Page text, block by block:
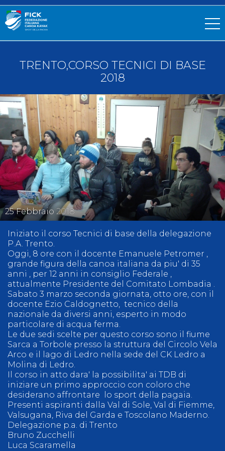
TRENTO,CORSO TECNICI DI BASE
2018
25Febbraio 2018
Iniziato il corso Tecnici di base della delegazione
P.A. Trento.
Oggi, 8 ore con il docente Emanuele Petromer ,
grande figura della canoa italiana da piu' di 35
anni , per 12 anni in consiglio Federale ,
attualmente Presidente del Comitato Lombadia .
Sabato 3 marzo seconda giornata, otto ore, con il
docente Ezio Caldognetto, tecnico della
nazionale da diversi anni, esperto in modo
particolare di acqua ferma.
Le due sedi scelte per questo corso sono il fiume
Sarca a Torbole presso la struttura del Circolo Vela
Arco e il lago di Ledro nella sede del CK Ledro a
Molina di Ledro.
Il corso in atto dara' la possibilita' ai TDB di
iniziare un primo approccio con coloro che
desiderano affrontare lo sport della pagaia.
Presenti aspiranti dalla Val di Sole, Val di Fiemme,
Valsugana, Riva del Garda e Toscolano Maderno.
Delegazione p.a. di Trento
Bruno Zucchelli
Luca Scaramella